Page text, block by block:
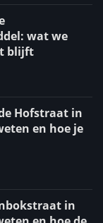
wat we
blijft
Hofstraat in
en hoe je
in